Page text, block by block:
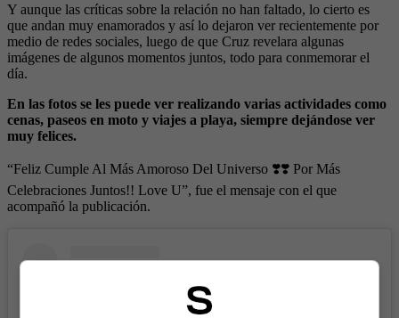
Y aunque las críticas sobre la relación no han faltado, lo cierto es
que andan muy enamorados y así lo dejaron ver recientemente por
medio de redes sociales, luego de que Cruz revelara algunas
imágenes de algunos momentos juntos, todo para conmemorar el
día.
En las fotos se les puede ver realizando varias actividades como
cenas, paseos en moto y viajes a playa, siempre dejándose ver
muy felices.
“Feliz Cumple Al Más Amoroso Del Universo ❣️❣️ Por Más
Celebraciones Juntos!! Love U”, fue el mensaje con el que
acompañó la publicación.